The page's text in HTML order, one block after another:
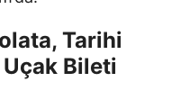
Tarihi
Bileti